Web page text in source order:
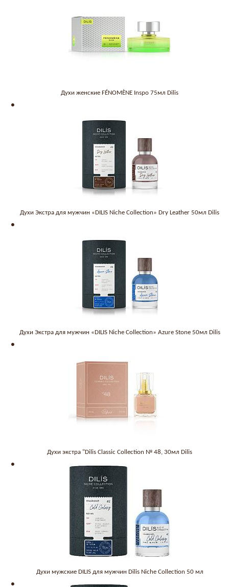
Духи женские FÉNOMÈNE Inspo 75мл Dilis
Духи Экстра для мужчин «DILIS Niche Collection» Dry Leather 50мл Dilis
Духи Экстра для мужчин «DILIS Niche Collection» Azure Stone 50мл Dilis
Духи экстра "Dilis Classic Collection № 48, 30мл Dilis
Духи мужские DILIS для мужчин Dilis Niche Collection 50 мл